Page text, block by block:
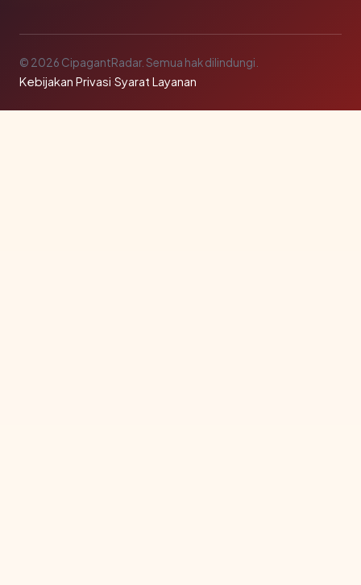
© 2026 CipagantRadar. Semua hak dilindungi.
Kebijakan Privasi·Syarat Layanan